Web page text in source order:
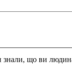
знали, що ви